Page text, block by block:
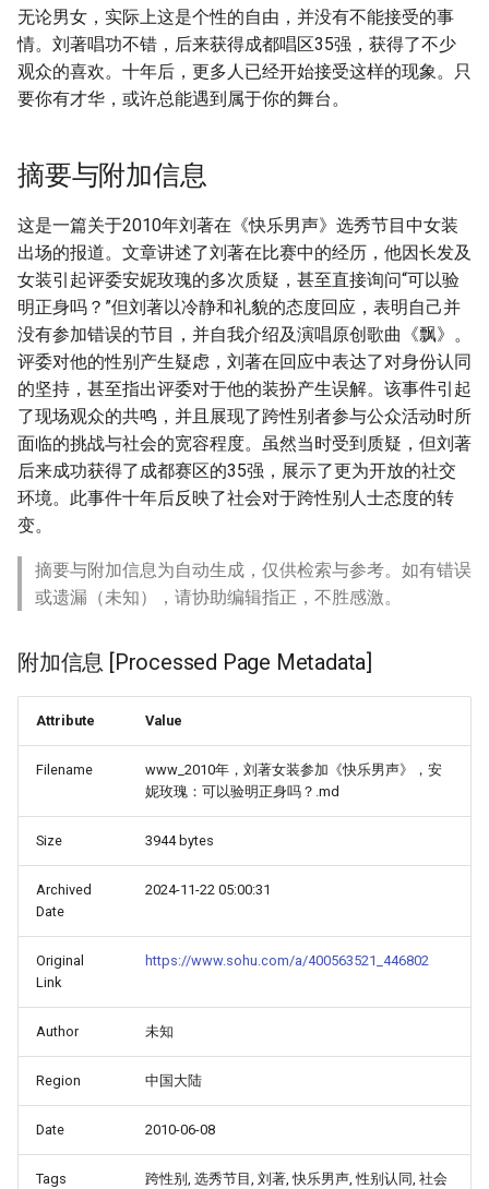
无论男女，实际上这是个性的自由，并没有不能接受的事
情。刘著唱功不错，后来获得成都唱区35强，获得了不少
观众的喜欢。十年后，更多人已经开始接受这样的现象。只
要你有才华，或许总能遇到属于你的舞台。
摘要与附加信息
这是一篇关于2010年刘著在《快乐男声》选秀节目中女装
出场的报道。文章讲述了刘著在比赛中的经历，他因长发及
女装引起评委安妮玫瑰的多次质疑，甚至直接询问“可以验
明正身吗？”但刘著以冷静和礼貌的态度回应，表明自己并
没有参加错误的节目，并自我介绍及演唱原创歌曲《飘》。
评委对他的性别产生疑虑，刘著在回应中表达了对身份认同
的坚持，甚至指出评委对于他的装扮产生误解。该事件引起
了现场观众的共鸣，并且展现了跨性别者参与公众活动时所
面临的挑战与社会的宽容程度。虽然当时受到质疑，但刘著
后来成功获得了成都赛区的35强，展示了更为开放的社交
环境。此事件十年后反映了社会对于跨性别人士态度的转
变。
摘要与附加信息为自动生成，仅供检索与参考。如有错误
或遗漏（未知），请协助编辑指正，不胜感激。
附加信息 [Processed Page Metadata]
Attribute Value
Filename
www_2010年，刘著女装参加《快乐男声》，安
妮玫瑰：可以验明正身吗？.md
Size 3944 bytes
Archived
Date
2024-11-22 05:00:31
Original
Link
https://www.sohu.com/a/400563521_446802
Author 未知
Region 中国大陆
Date 2010-06-08
Tags
跨性别, 选秀节目, 刘著, 快乐男声, 性别认同, 社会